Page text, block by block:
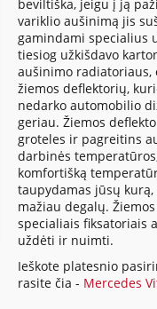
beviltiška, jeigu į ją
variklio aušinimą jis
gamindami specialius
tiesiog užkišdavo
aušinimo
žiemos deflektorių,
nedarko automobilio
geriau. Žiemos
groteles ir pagreitins
darbinės
komfortišką
taupydamas jūsų
mažiau degalų.
specialiais fiksatoriais
uždėti ir nuimti.
Ieškote platesnio
rasite čia - Mercedes